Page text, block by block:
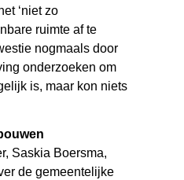
‘niet zo
ruimte af te
nogmaals door
onderzoeken om
is, maar kon niets
Saskia Boersma,
de gemeentelijke